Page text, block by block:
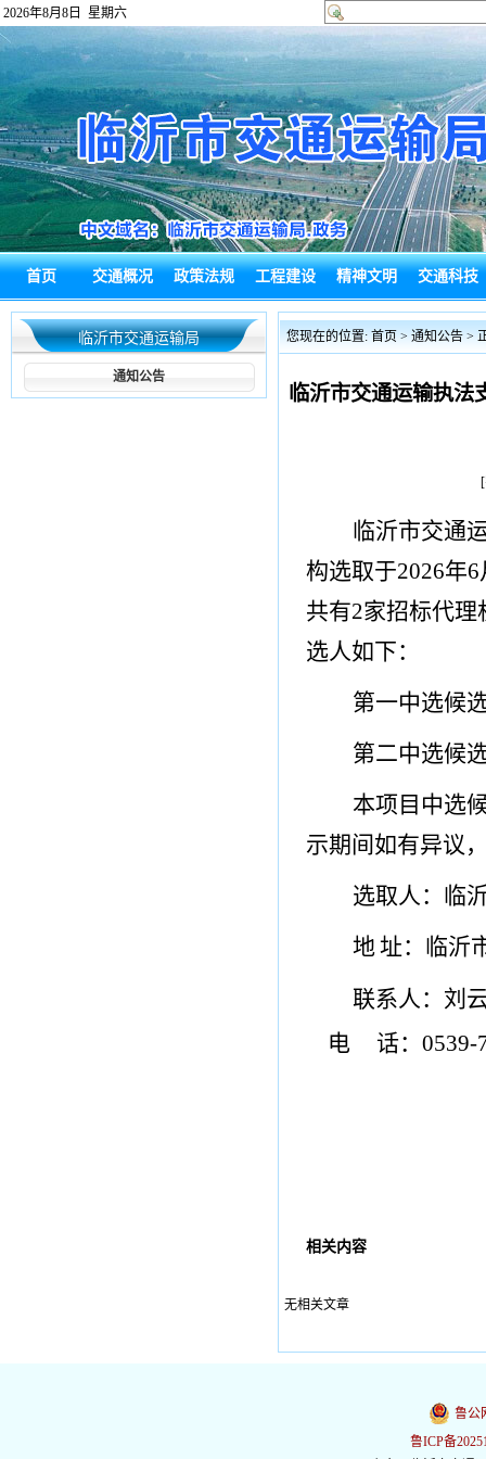
2026年8月8日 星期六
首页 交通概况 政策法规 工程建设 精神文明 交通科技
政府信息公 热点回应 通知公告 综合新闻 政务信息
局长信箱
临沂市交通运输局
通知公告
您现在的位置: 首页 > 通知公告 >
临沂市交通运输执法
临沂市交通
构选取于2026年6
共有2家招标代理
选人如下：
第一中选候
第二中选候
本项目中选
示期间如有异议
选取人：临
地址：临沂
联系人： 刘
电
话： 0539-
相关内容
无相关文章
鲁公
鲁ICP备